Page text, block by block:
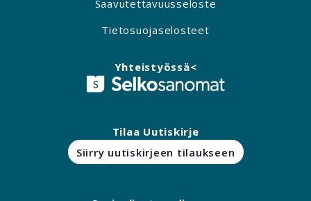
Saavutettavuusseloste
Tietosuojaselosteet
Yhteistyössä<
Tilaa Uutiskirje
Siirry uutiskirjeen tilaukseen